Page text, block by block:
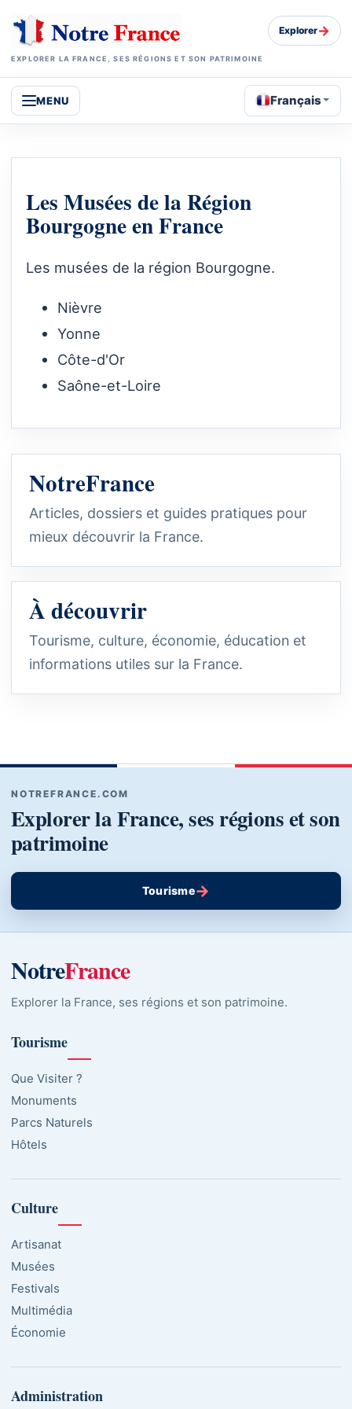
EXPLORER LA FRANCE, SES RÉGIONS ET SON PATRIMOINE
Explorer→
MENU Français
Les Musées de la Région
Bourgogne en France
Les musées de la région Bourgogne.
Nièvre
Yonne
Côte-d'Or
Saône-et-Loire
NotreFrance
Articles, dossiers et guides pratiques pour
mieux découvrir la France.
À découvrir
Tourisme, culture, économie, éducation et
informations utiles sur la France.
NOTREFRANCE.COM
Explorer la France, ses régions et son
patrimoine
Tourisme→
NotreFrance
Explorer la France, ses régions et son patrimoine.
Tourisme
Que Visiter ?
Monuments
Parcs Naturels
Hôtels
Culture
Artisanat
Musées
Festivals
Multimédia
Économie
Administration